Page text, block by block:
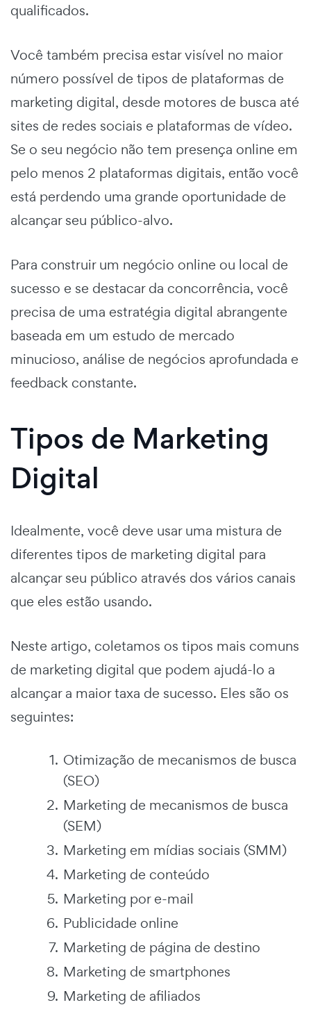
qualificados.
Você também precisa estar visível no maior
número possível de tipos de plataformas de
marketing digital, desde motores de busca até
sites de redes sociais e plataformas de vídeo.
Se o seu negócio não tem presença online em
pelo menos 2 plataformas digitais, então você
está perdendo uma grande oportunidade de
alcançar seu público-alvo.
Para construir um negócio online ou local de
sucesso e se destacar da concorrência, você
precisa de uma estratégia digital abrangente
baseada em um estudo de mercado
minucioso, análise de negócios aprofundada e
feedback constante.
Tipos de Marketing
Digital
Idealmente, você deve usar uma mistura de
diferentes tipos de marketing digital para
alcançar seu público através dos vários canais
que eles estão usando.
Neste artigo, coletamos os tipos mais comuns
de marketing digital que podem ajudá-lo a
alcançar a maior taxa de sucesso. Eles são os
seguintes:
Otimização de mecanismos de busca
(SEO)
Marketing de mecanismos de busca
(SEM)
Marketing em mídias sociais (SMM)
Marketing de conteúdo
Marketing por e-mail
Publicidade online
Marketing de página de destino
Marketing de smartphones
Marketing de afiliados